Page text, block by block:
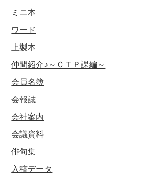
ミニ本
ワード
上製本
仲間紹介♪～ＣＴＰ課編～
会員名簿
会報誌
会社案内
会議資料
俳句集
入稿データ